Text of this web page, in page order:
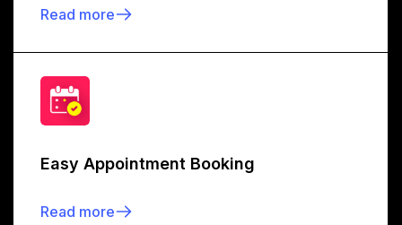
Read more
Easy Appointment Booking
Read more